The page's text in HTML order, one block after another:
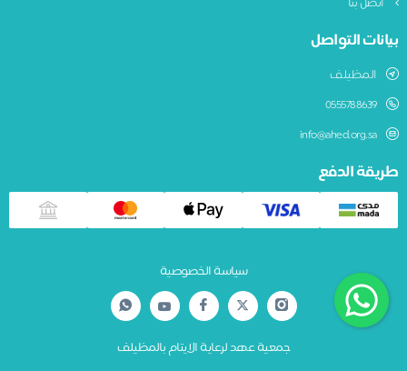
بيانات التواصل
المظيلف
0555788639
info@ahed.org.sa
طريقة الدفع
سياسة الخصوصية
جمعية عهد لرعاية الايتام بالمظيلف